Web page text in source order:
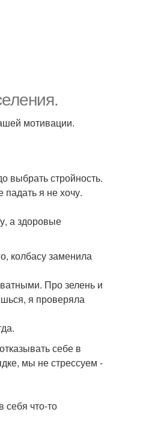
мотивации.
выбрать стройность.
я не хочу.
а здоровые
колбасу заменила
Про зелень и
я проверяла
себе в
мы не стрессуем -
себя что-то